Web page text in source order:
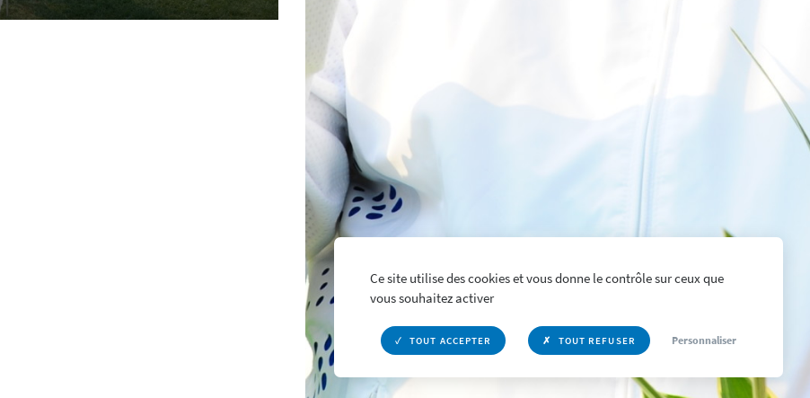
Ce site utilise des cookies et vous donne le contrôle sur ceux que
vous souhaitez activer
TOUT ACCEPTER TOUT REFUSER Personnaliser